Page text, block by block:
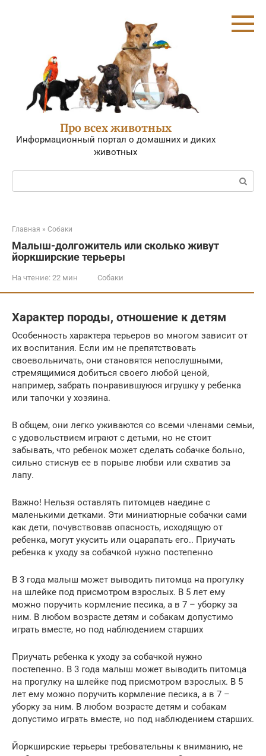
Про всех животных
Информационный портал о домашних и диких
животных
Поиск:
Главная » Собаки
Малыш-долгожитель или сколько живут
йоркширские терьеры
На чтение: 22 мин Собаки
Характер породы, отношение к детям
Особенность характера терьеров во многом зависит от
их воспитания. Если им не препятствовать
своевольничать, они становятся непослушными,
стремящимися добиться своего любой ценой,
например, забрать понравившуюся игрушку у ребенка
или тапочки у хозяина.
В общем, они легко уживаются со всеми членами семьи,
с удовольствием играют с детьми, но не стоит
забывать, что ребенок может сделать собачке больно,
сильно стиснув ее в порыве любви или схватив за
лапу.
Важно! Нельзя оставлять питомцев наедине с
маленькими детками. Эти миниатюрные собачки сами
как дети, почувствовав опасность, исходящую от
ребенка, могут укусить или оцарапать его.. Приучать
ребенка к уходу за собачкой нужно постепенно
В 3 года малыш может выводить питомца на прогулку
на шлейке под присмотром взрослых. В 5 лет ему
можно поручить кормление песика, а в 7 – уборку за
ним. В любом возрасте детям и собакам допустимо
играть вместе, но под наблюдением старших
Приучать ребенка к уходу за собачкой нужно
постепенно. В 3 года малыш может выводить питомца
на прогулку на шлейке под присмотром взрослых. В 5
лет ему можно поручить кормление песика, а в 7 –
уборку за ним. В любом возрасте детям и собакам
допустимо играть вместе, но под наблюдением старших.
Йоркширские терьеры требовательны к вниманию, не